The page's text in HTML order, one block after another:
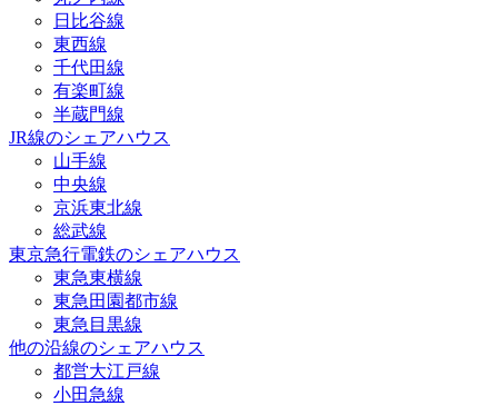
日比谷線
東西線
千代田線
有楽町線
半蔵門線
JR線のシェアハウス
山手線
中央線
京浜東北線
総武線
東京急行電鉄のシェアハウス
東急東横線
東急田園都市線
東急目黒線
他の沿線のシェアハウス
都営大江戸線
小田急線